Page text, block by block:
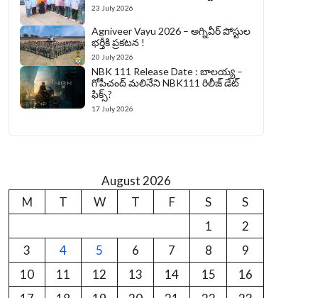
23 July 2026
Agniveer Vayu 2026 – అగ్నివీర్‌ పోస్టుల
భర్తీకి ప్రకటన !
20 July 2026
NBK 111 Release Date : బాలయ్య –
గోపీచంద్ మలినేని NBK111 రిలీజ్ డేట్
ఫిక్స్?
17 July 2026
August 2026
M
T W T F S
S
1
2
3
4 5 6 7 8
9
10
11 12 13 14 15
16